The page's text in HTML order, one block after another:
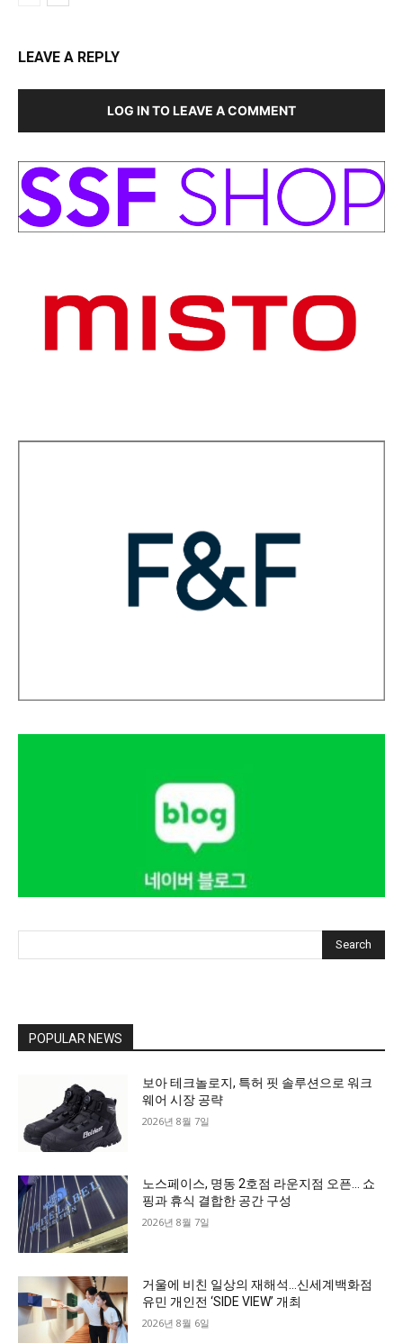
LEAVE A REPLY
LOG IN TO LEAVE A COMMENT
Search
POPULAR NEWS
보아 테크놀로지, 특허 핏 솔루션으로 워크
웨어 시장 공략
2026년 8월 7일
노스페이스, 명동 2호점 라운지점 오픈… 쇼
핑과 휴식 결합한 공간 구성
2026년 8월 7일
거울에 비친 일상의 재해석…신세계백화점
유민 개인전 ‘SIDE VIEW’ 개최
2026년 8월 6일